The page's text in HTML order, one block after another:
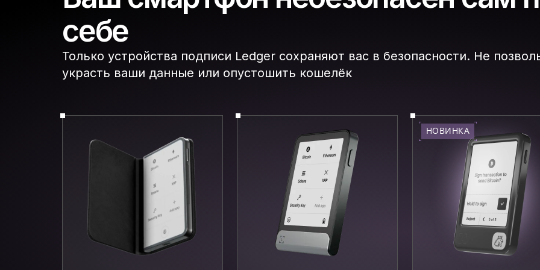
себе
Только устройства подписи Ledger сохраняют вас в безопасности. Не
украсть ваши данные или опустошить кошелёк
НОВИНКА